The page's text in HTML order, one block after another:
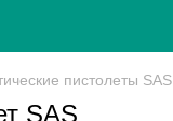
пистолеты SAS
SAS